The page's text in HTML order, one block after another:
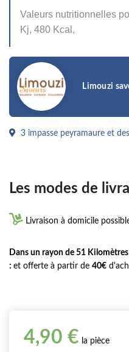
Valeurs nutritionnelles
Kj, 480 Kcal,
Limouzi
3 impasse peyramaure et
Les modes de
 Livraison à domicile
Dans un rayon de 51
: et offerte à partir de 40€
4,90 € la pièce